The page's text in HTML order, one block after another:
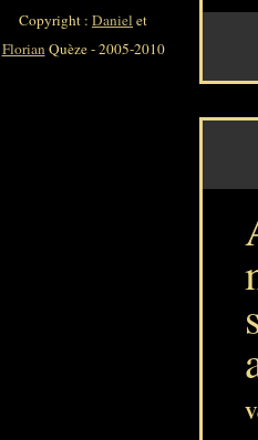
Copyright : Daniel et
FlorianQuèze - 2005-2010